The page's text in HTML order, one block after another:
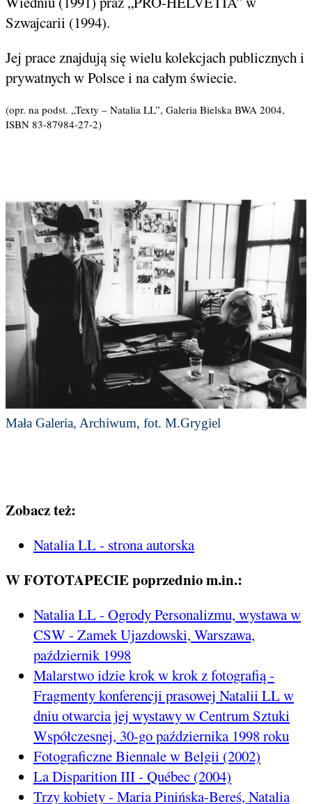
Szwajcarii (1994).
Jej prace znajdują się wielu kolekcjach publicznych i
prywatnych w Polsce i na całym świecie.
(opr. na podst. „Texty – Natalia LL”, Galeria Bielska BWA 2004,
ISBN 83-87984-27-2)
Mała Galeria, Archiwum, fot. M.Grygiel
Zobacz też:
Natalia LL - strona autorska
W FOTOTAPECIE poprzednio m.in.:
Natalia LL - Ogrody Personalizmu, wystawa w
CSW - Zamek Ujazdowski, Warszawa,
październik 1998
Malarstwo idzie krok w krok z fotografią -
Fragmenty konferencji prasowej Natalii LL w
dniu otwarcia jej wystawy w Centrum Sztuki
Współczesnej, 30-go października 1998 roku
Fotograficzne Biennale w Belgii (2002)
La Disparition III - Québec (2004)
Trzy kobiety - Maria Pinińska-Bereś, Natalia